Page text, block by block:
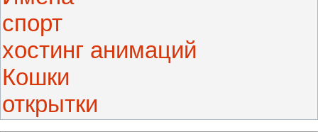
спорт
хостинг анимаций
Кошки
открытки